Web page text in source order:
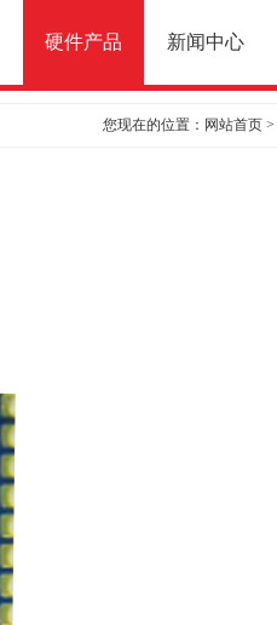
硬件产品 新闻中心
您现在的位置： 网站首页 >